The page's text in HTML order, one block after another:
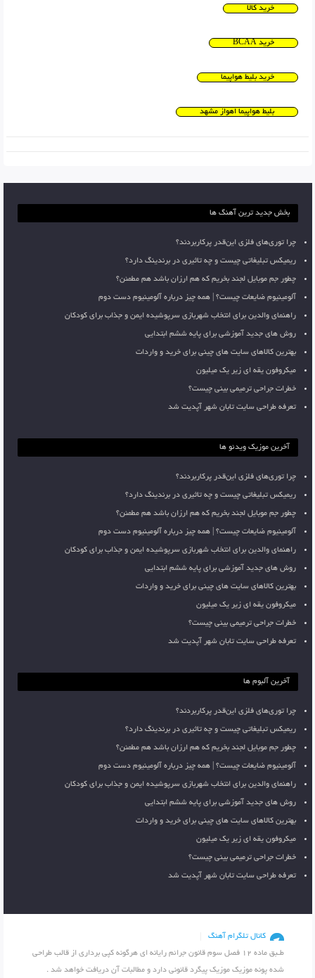
خرید کالا
خرید BCAA
خرید بلیط هواپیما
بلیط هواپیما اهواز مشهد
بخش جدید ترین آهنگ ها
چرا توری‌های فلزی این‌قدر پرکاربردند؟
ریمیکس تبلیغاتی چیست و چه تاثیری در برندینگ دارد؟
چطور جم موبایل لجند بخریم که هم ارزان باشد هم مطمئن؟
آلومینیوم ضایعات چیست؟ | همه چیز درباره آلومینیوم دست دوم
راهنمای والدین برای انتخاب شهربازی سرپوشیده ایمن و جذاب برای کودکان
روش های جدید آموزشی برای پایه ششم ابتدایی
بهترین کالاهای سایت های چینی برای خرید و واردات
میکروفون یقه ای زیر یک میلیون
خطرات جراحی ترمیمی بینی چیست؟
تعرفه طراحی سایت تابان شهر آپدیت شد
آخرین موزیک ویدئو ها
چرا توری‌های فلزی این‌قدر پرکاربردند؟
ریمیکس تبلیغاتی چیست و چه تاثیری در برندینگ دارد؟
چطور جم موبایل لجند بخریم که هم ارزان باشد هم مطمئن؟
آلومینیوم ضایعات چیست؟ | همه چیز درباره آلومینیوم دست دوم
راهنمای والدین برای انتخاب شهربازی سرپوشیده ایمن و جذاب برای کودکان
روش های جدید آموزشی برای پایه ششم ابتدایی
بهترین کالاهای سایت های چینی برای خرید و واردات
میکروفون یقه ای زیر یک میلیون
خطرات جراحی ترمیمی بینی چیست؟
تعرفه طراحی سایت تابان شهر آپدیت شد
آخرین آلبوم ها
چرا توری‌های فلزی این‌قدر پرکاربردند؟
ریمیکس تبلیغاتی چیست و چه تاثیری در برندینگ دارد؟
چطور جم موبایل لجند بخریم که هم ارزان باشد هم مطمئن؟
آلومینیوم ضایعات چیست؟ | همه چیز درباره آلومینیوم دست دوم
راهنمای والدین برای انتخاب شهربازی سرپوشیده ایمن و جذاب برای کودکان
روش های جدید آموزشی برای پایه ششم ابتدایی
بهترین کالاهای سایت های چینی برای خرید و واردات
میکروفون یقه ای زیر یک میلیون
خطرات جراحی ترمیمی بینی چیست؟
تعرفه طراحی سایت تابان شهر آپدیت شد
کانال تلگرام آهنگ
طـبق ماده 12 فصل سوم قانون جرائم رایانه ای هرگونه کپی برداری از قالب طراحی
شده پونه موزیک موزیک پیگرد قانونی دارد و مطالبات آن دریافت خواهد شد .